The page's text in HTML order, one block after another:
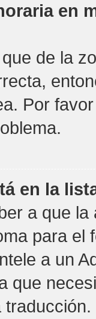
en
de la
Por
en la
a que
para el
a un
que